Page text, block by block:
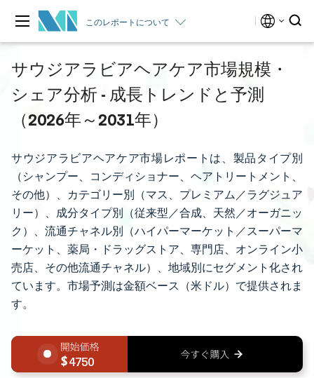
このレポートについて
サウジアラビアヘアケア市場規模・
シェア分析 - 成長トレンドと予測
（2026年～2031年）
サウジアラビアヘアケア市場レポートは、製品タイプ別
（シャンプー、コンディショナー、ヘアトリートメント、
その他）、カテゴリー別（マス、プレミアム／ラグジュア
リー）、成分タイプ別（従来型／合成、天然／オーガニッ
ク）、流通チャネル別（ハイパーマーケット／スーパーマ
ーケット、薬局・ドラッグストア、専門店、オンライン小
売店、その他流通チャネル）、地域別にセグメント化され
ています。市場予測は金額ベース（米ドル）で提供されま
す。
4750